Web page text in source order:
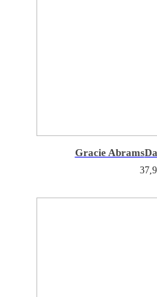
Gracie Abrams